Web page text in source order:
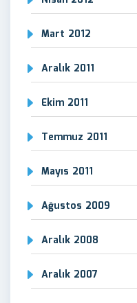
Mart 2012
Aralık 2011
Ekim 2011
Temmuz 2011
Mayıs 2011
Ağustos 2009
Aralık 2008
Aralık 2007